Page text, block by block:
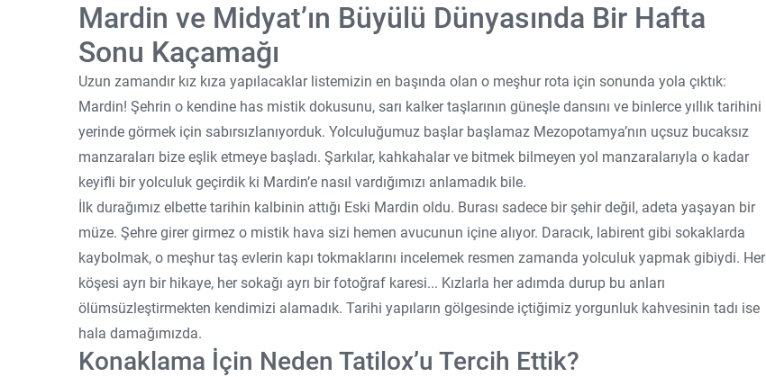
Mardin ve Midyat’ın Büyülü Dünyasında Bir Hafta
Sonu Kaçamağı
Uzun zamandır kız kıza yapılacaklar listemizin en başında olan o meşhur rota için sonunda yola çıktık:
Mardin! Şehrin o kendine has mistik dokusunu, sarı kalker taşlarının güneşle dansını ve binlerce yıllık tarihini
yerinde görmek için sabırsızlanıyorduk. Yolculuğumuz başlar başlamaz Mezopotamya’nın uçsuz bucaksız
manzaraları bize eşlik etmeye başladı. Şarkılar, kahkahalar ve bitmek bilmeyen yol manzaralarıyla o kadar
keyifli bir yolculuk geçirdik ki Mardin’e nasıl vardığımızı anlamadık bile.
İlk durağımız elbette tarihin kalbinin attığı Eski Mardin oldu. Burası sadece bir şehir değil, adeta yaşayan bir
müze. Şehre girer girmez o mistik hava sizi hemen avucunun içine alıyor. Daracık, labirent gibi sokaklarda
kaybolmak, o meşhur taş evlerin kapı tokmaklarını incelemek resmen zamanda yolculuk yapmak gibiydi. Her
köşesi ayrı bir hikaye, her sokağı ayrı bir fotoğraf karesi... Kızlarla her adımda durup bu anları
ölümsüzleştirmekten kendimizi alamadık. Tarihi yapıların gölgesinde içtiğimiz yorgunluk kahvesinin tadı ise
hala damağımızda.
Konaklama İçin Neden Tatilox’u Tercih Ettik?